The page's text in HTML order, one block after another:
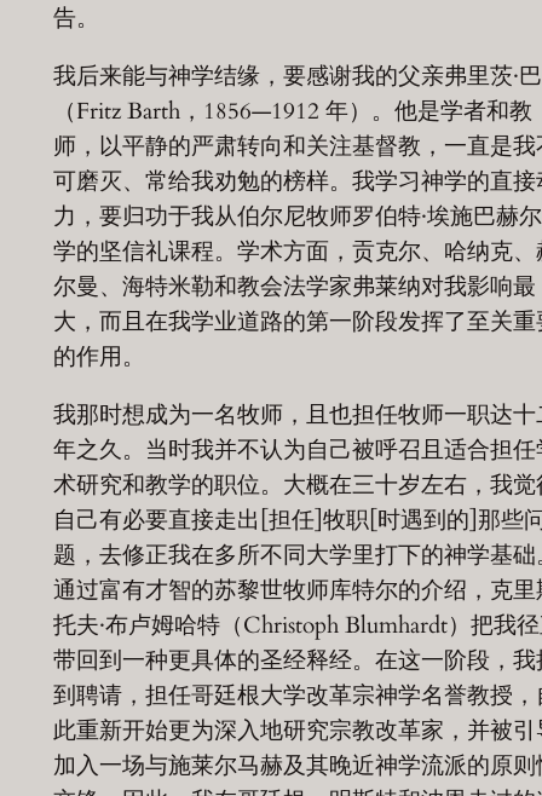
告。
我后来能与神学结缘，要感谢我的父亲弗里茨·
（Fritz Barth，1856—1912 年）。他是学者和教
师，以平静的严肃转向和关注基督教，一直是我
可磨灭、常给我劝勉的榜样。我学习神学的直接
力，要归功于我从伯尔尼牧师罗伯特·埃施巴赫
学的坚信礼课程。学术方面，贡克尔、哈纳克、
尔曼、海特米勒和教会法学家弗莱纳对我影响最
大，而且在我学业道路的第一阶段发挥了至关重
的作用。
我那时想成为一名牧师，且也担任牧师一职达十
年之久。当时我并不认为自己被呼召且适合担任
术研究和教学的职位。大概在三十岁左右，我觉
自己有必要直接走出[担任]牧职[时遇到的]那些
题，去修正我在多所不同大学里打下的神学基础
通过富有才智的苏黎世牧师库特尔的介绍，克里
托夫·布卢姆哈特（Christoph Blumhardt）把我
带回到一种更具体的圣经释经。在这一阶段，我
到聘请，担任哥廷根大学改革宗神学名誉教授，
此重新开始更为深入地研究宗教改革家，并被引
加入一场与施莱尔马赫及其晚近神学流派的原则